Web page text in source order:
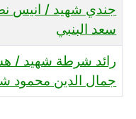
جندي شهيد / انيس
سعد البنبي
رائد شرطة شهيد /
جمال الدين محمود